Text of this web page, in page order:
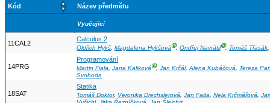
Kód Název předmětu
Vyučující
11CAL2
Calculus 2
Oldřich Hykš, Magdalena HykšováⒼ, Ondřej NavrátilⒼ, Tomáš Třasák
14PRG
Programování
Martin Fiala, Jana KalikováⒼ, Jan Krčál,Alena Kubáčová, Tereza
Svoboda
18SAT
Statika
Tomáš Doktor, Veronika Drechslerová, Jan Falta, Nela Krčmářová,